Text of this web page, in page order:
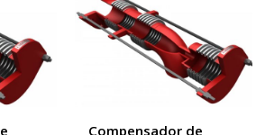
Compensador de